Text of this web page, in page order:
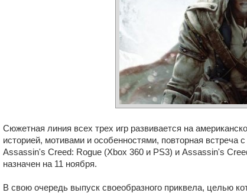
Сюжетная линия всех трех игр развивается на
историей, мотивами и особенностями, повторная встреча
Assassin's Creed: Rogue (Xbox 360 и PS3) и Assassin's
назначен на 11 ноября.
В свою очередь выпуск своеобразного приквела, целью